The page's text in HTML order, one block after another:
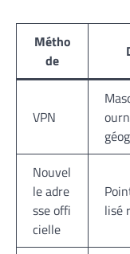
Métho
de
VPN
Nouvel
le adre
sse offi
cielle
lisé